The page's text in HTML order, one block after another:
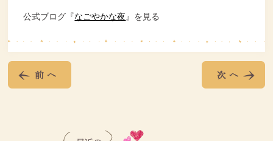
公式ブログ『なごやかな夜 』を見る